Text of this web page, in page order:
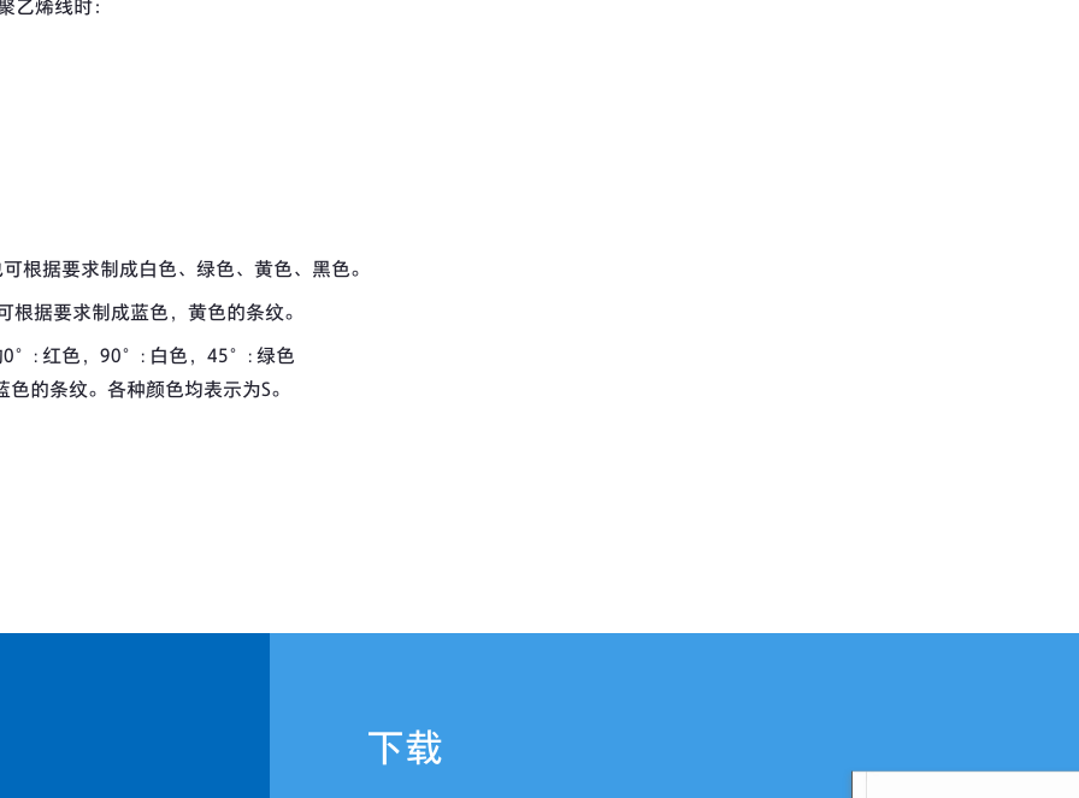
乙烯线时：
根据要求制成白色、绿色、黄色、黑色。
据要求制成蓝色，黄色的条纹。
0°: 红色，90°: 白色，45°: 绿色
的条纹。各种颜色均表示为S。
下载